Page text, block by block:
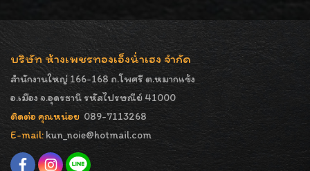
บริษัท ห้างเพชรทองเอ็งน่ำเฮง จำกัด
สำนักงานใหญ่ 166-168 ถ.โพศรี ต.หมากแข้ง
อ.เมือง จ.อุดรธานี รหัสไปรษณีย์ 41000
ติดต่อ คุณหน่อย 089-7113268
E-mail: kun_noie@hotmail.com